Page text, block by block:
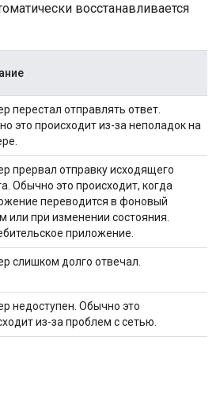
восстанавливается
перестал отправлять ответ.
это происходит из-за неполадок на
прервал отправку исходящего
Обычно это происходит, когда
переводится в фоновый
или при изменении состояния.
приложение.
слишком долго отвечал.
недоступен. Обычно это
из-за проблем с сетью.